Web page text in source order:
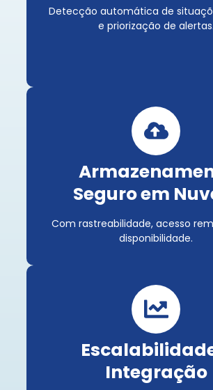
Detecção automática de
e priorização de alertas.
Seguro em
Com rastreabilidade, acesso
disponibilidade.
Integração